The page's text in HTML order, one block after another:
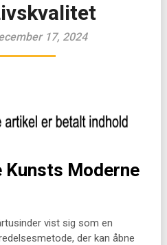
17, 2024
Moderne
vist sig som en
der kan åbne